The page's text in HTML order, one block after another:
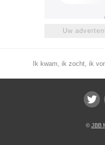
Uw
Ik kwam, ik zocht, ik
© JBB